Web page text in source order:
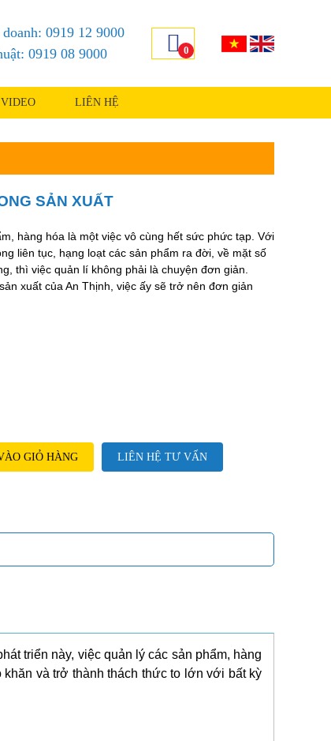
0919 12 9000
0919 08 9000
0
VIDEO LIÊN HỆ
SẢN XUẤT
hàng hóa là một việc vô cùng hết sức phức tạp. Với
liên tục, hạng loạt các sản phẩm ra đời, về mặt số
thì việc quản lí không phải là chuyện đơn giản.
xuất của An Thịnh, việc ấy sẽ trở nên đơn giản
GIỎ HÀNG LIÊN HỆ TƯ VẤN
triển này, việc quản lý các sản phẩm, hàng
và trở thành thách thức to lớn với bất kỳ